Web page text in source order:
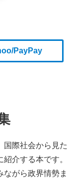
PayPay
国際社会から見た
介する本です。
がら政界情勢ま